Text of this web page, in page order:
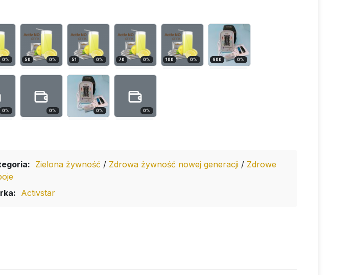
0% 50 0% 51 0% 70 0% 100 0% 600 0%
0% 0% 0% 0%
Zielona żywność / Zdrowa żywność nowej generacji / Zdrowe
Activstar